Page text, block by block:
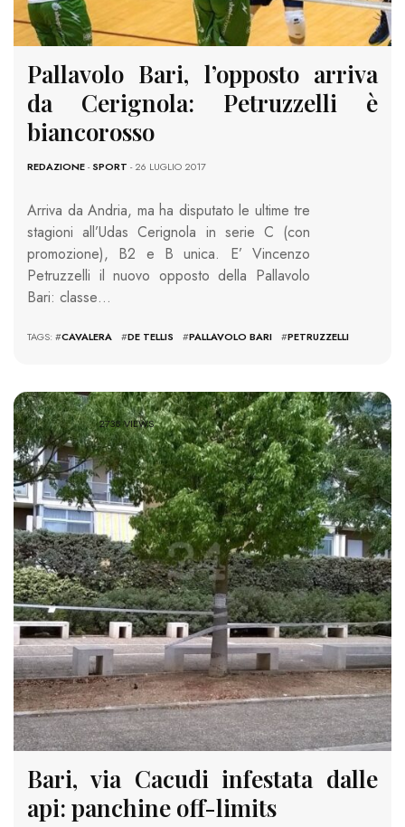
Pallavolo Bari, l’opposto arriva
da Cerignola: Petruzzelli è
biancorosso
REDAZIONE-SPORT - 26 LUGLIO 2017
Arriva da Andria, ma ha disputato le ultime tre
stagioni all’Udas Cerignola in serie C (con
promozione), B2 e B unica. E’ Vincenzo
Petruzzelli il nuovo opposto della Pallavolo
Bari: classe…
TAGS: #CAVALERA #DE TELLIS #PALLAVOLO BARI #PETRUZZELLI
2738 VIEWS
Bari, via Cacudi infestata dalle
api: panchine off-limits